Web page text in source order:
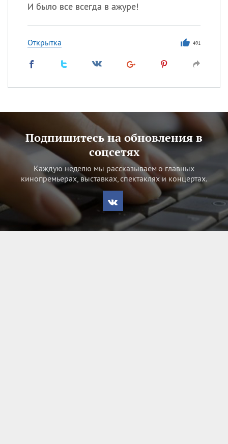
И было все всегда в ажуре!
Открытка 491
Подпишитесь на обновления в
соцсетях
Каждую неделю мы рассказываем о главных
кинопремьерах, выставках, спектаклях и концертах.